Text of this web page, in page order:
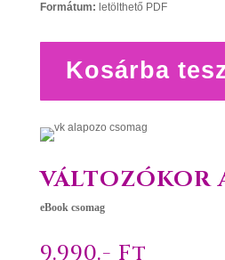
Formátum: letölthető PDF
alapozó
eBook
mennyiség
Kosárba
VÁLTOZÓKOR
eBook csomag
9.990.- Ft